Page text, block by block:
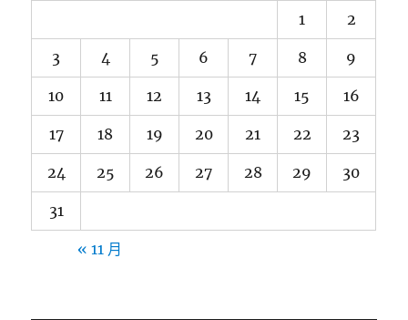
1 2
3 4 5 6 7 8 9
10 11 12 13 14 15 16
17 18 19 20 21 22 23
24 25 26 27 28 29 30
31
« 11 月